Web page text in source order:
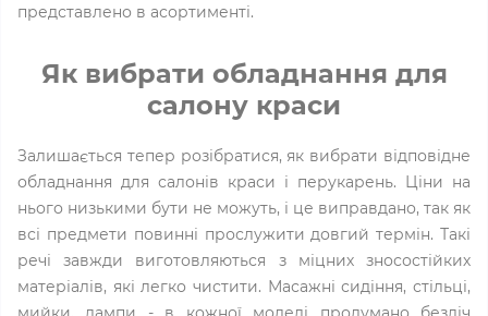
представлено в асортименті.
Як вибрати обладнання для
салону краси
Залишається тепер розібратися, як вибрати відповідне
обладнання для салонів краси і перукарень. Ціни на
нього низькими бути не можуть, і це виправдано, так як
всі предмети повинні прослужити довгий термін. Такі
речі завжди виготовляються з міцних зносостійких
матеріалів, які легко чистити. Масажні сидіння, стільці,